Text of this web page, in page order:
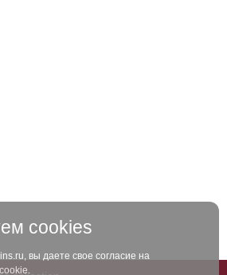
cookies
вы даете свое согласие на